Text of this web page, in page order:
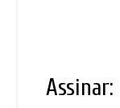
Assinar: